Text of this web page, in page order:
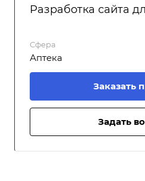
Разработка сайта
Сфера
Аптека
Заказать
Задать